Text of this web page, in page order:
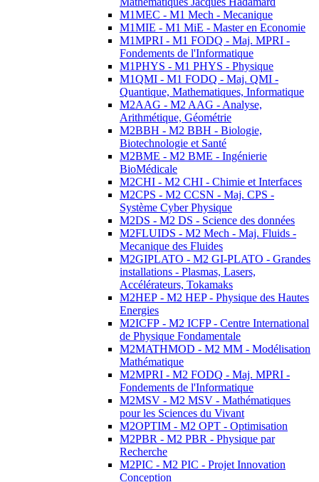
M1MEC - M1 Mech - Mecanique
M1MIE - M1 MiE - Master en Economie
M1MPRI - M1 FODQ - Maj. MPRI -
Fondements de l'Informatique
M1PHYS - M1 PHYS - Physique
M1QMI - M1 FODQ - Maj. QMI -
Quantique, Mathematiques, Informatique
M2AAG - M2 AAG - Analyse,
Arithmétique, Géométrie
M2BBH - M2 BBH - Biologie,
Biotechnologie et Santé
M2BME - M2 BME - Ingénierie
BioMédicale
M2CHI - M2 CHI - Chimie et Interfaces
M2CPS - M2 CCSN - Maj. CPS -
Système Cyber Physique
M2DS - M2 DS - Science des données
M2FLUIDS - M2 Mech - Maj. Fluids -
Mecanique des Fluides
M2GIPLATO - M2 GI-PLATO - Grandes
installations - Plasmas, Lasers,
Accélérateurs, Tokamaks
M2HEP - M2 HEP - Physique des Hautes
Energies
M2ICFP - M2 ICFP - Centre International
de Physique Fondamentale
M2MATHMOD - M2 MM - Modélisation
Mathématique
M2MPRI - M2 FODQ - Maj. MPRI -
Fondements de l'Informatique
M2MSV - M2 MSV - Mathématiques
pour les Sciences du Vivant
M2OPTIM - M2 OPT - Optimisation
M2PBR - M2 PBR - Physique par
Recherche
M2PIC - M2 PIC - Projet Innovation
Conception